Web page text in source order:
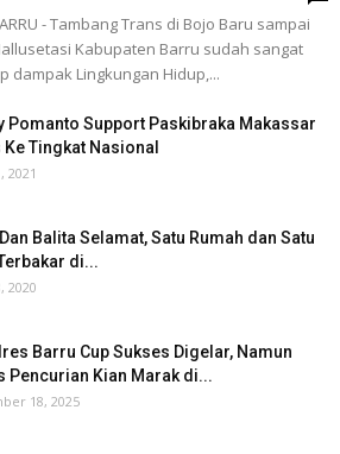
- Tambang Trans di Bojo Baru sampai
Kabupaten Barru sudah sangat
dampak Lingkungan Hidup,...
Pomanto Support Paskibraka Makassar
Ke Tingkat Nasional
2021
Balita Selamat, Satu Rumah dan Satu
di...
2020
Barru Cup Sukses Digelar, Namun
Pencurian Kian Marak di...
18, 2025